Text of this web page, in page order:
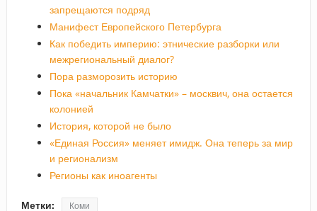
запрещаются подряд
Манифест Европейского Петербурга
Как победить империю: этнические разборки или
межрегиональный диалог?
Пора разморозить историю
Пока «начальник Камчатки» – москвич, она остается
колонией
История, которой не было
«Единая Россия» меняет имидж. Она теперь за мир
и регионализм
Регионы как иноагенты
Метки: Коми